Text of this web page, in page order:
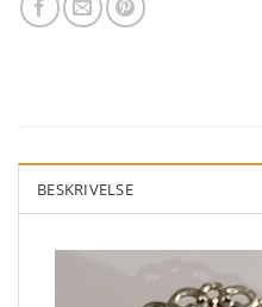
BESKRIVELSE